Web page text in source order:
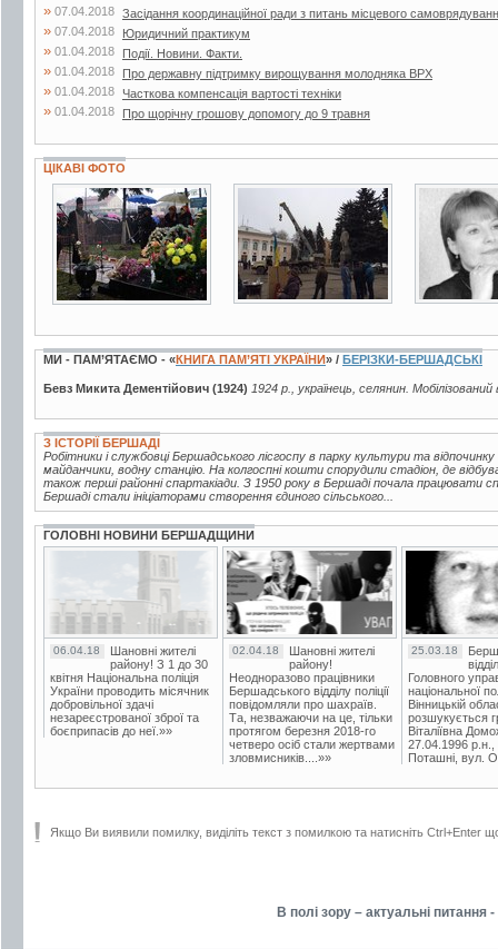
» 07.04.2018 Засідання координаційної ради з питань місцевого
» 07.04.2018 Юридичний практикум
» 01.04.2018 Події. Новини. Факти.
» 01.04.2018 Про державну підтримку вирощування молодняка ВРХ
» 01.04.2018 Часткова компенсація вартості техніки
» 01.04.2018 Про щорічну грошову допомогу до 9 травня
ЦІКАВІ ФОТО
10 фото 3 фото
МИ - ПАМ’ЯТАЄМО - «КНИГА ПАМ’ЯТІ УКРАЇНИ» / БЕРІЗКИ-БЕРШАДСЬКІ
Бевз Микита Дементійович (1924) 1924 р., українець, селянин.
З ІСТОРІЇ БЕРШАДІ
Робітники і службовці Бершадського лісгоспу в парку культури та
майданчики, водну станцію. На колгоспні кошти спорудили стадіон, де
також перші районні спартакіади. З 1950 року в Бершаді почала працювати
Бершаді стали ініціаторами створення єдиного сільського...
ГОЛОВНІ НОВИНИ БЕРШАДЩИНИ
06.04.18
Шановні жителі
району! З 1 до 30
квітня Національна поліція
України проводить місячник
добровільної здачі
незареєстрованої зброї та
боєприпасів до неї.»»
02.04.18
Шановні жителі
району!
Неодноразово працівники
Бершадського відділу поліції
повідомляли про шахраїв.
Та, незважаючи на це, тільки
протягом березня 2018-го
четверо осіб стали жертвами
зловмисників....»»
25.03.18
Головного
національної
Вінницькій
розшукується
Віталіївна
27.04.1996 р.н.,
Поташні, вул.
Якщо Ви виявили помилку, виділіть текст з помилкою та натисніть Ctrl+Enter
В полі зору – актуальні